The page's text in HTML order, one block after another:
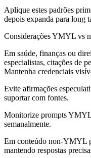
Aplique estes padrões
depois expanda para long
Considerações YMYL vs
Em saúde, finanças ou
especialistas, citações de
Mantenha credenciais
Evite afirmações
suportar com fontes.
Monitorize prompts YMYL
semanalmente.
Em conteúdo non-YMYL
mantendo respostas